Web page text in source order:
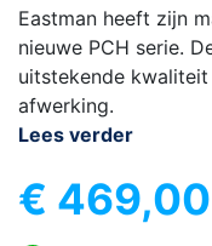
Eastman heeft zijn
nieuwe PCH serie.
uitstekende
afwerking.
Lees verder
€ 469,00